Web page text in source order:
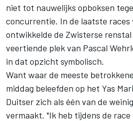
niet tot nauwelijks opboksen
concurrentie. In de laatste races
ontwikkelde de Zwisterse
veertiende plek van Pascal
in dat opzicht symbolisch.
Want waar de meeste
middag beleefden op het Yas
Duitser zich als één van de
vermaakt. "Ik heb tijdens de